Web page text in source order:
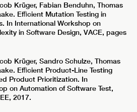
Krüger, Fabian Benduhn, Thomas
Efﬁcient Mutation Testing in
In International Workshop on
in Software Design, VACE, pages
Krüger, Sandro Schulze, Thomas
Efﬁcient Product-Line Testing
Product Prioritization. In
on Automation of Software Test,
2017.